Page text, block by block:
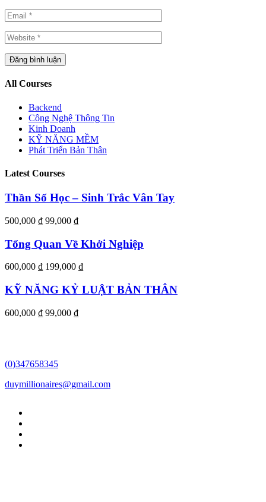
All Courses
Backend
Công Nghệ Thông Tin
Kinh Doanh
KỸ NĂNG MỀM
Phát Triển Bản Thân
Latest Courses
Thần Số Học – Sinh Trắc Vân Tay
500,000 ₫ 99,000 ₫
Tổng Quan Về Khởi Nghiệp
600,000 ₫ 199,000 ₫
KỸ NĂNG KỶ LUẬT BẢN THÂN
600,000 ₫ 99,000 ₫
(0)347658345
duymillionaires@gmail.com